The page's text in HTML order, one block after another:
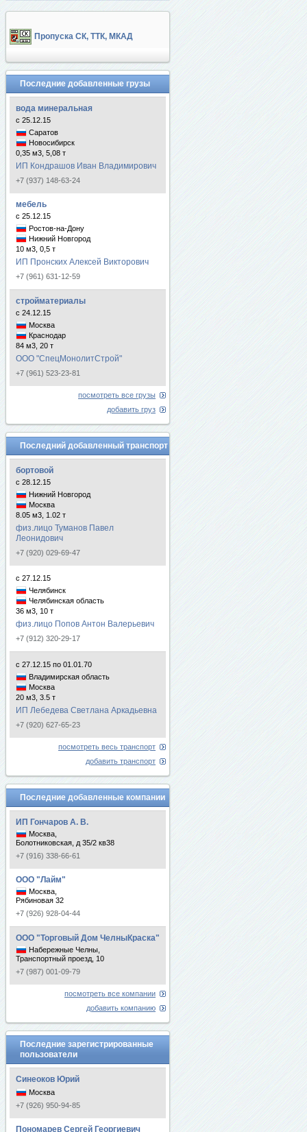
Пропуска СК, ТТК, МКАД
Последние добавленные грузы
вода минеральная
с 25.12.15
Саратов
Новосибирск
0,35 м3, 5,08 т
ИП Кондрашов Иван Владимирович
+7 (937) 148-63-24
мебель
с 25.12.15
Ростов-на-Дону
Нижний Новгород
10 м3, 0,5 т
ИП Пронских Алексей Викторович
+7 (961) 631-12-59
стройматериалы
с 24.12.15
Москва
Краснодар
84 м3, 20 т
ООО "СпецМонолитСтрой"
+7 (961) 523-23-81
посмотреть все грузы
добавить груз
Последний добавленный транспорт
бортовой
с 28.12.15
Нижний Новгород
Москва
8.05 м3, 1.02 т
физ.лицо Туманов Павел
Леонидович
+7 (920) 029-69-47
с 27.12.15
Челябинск
Челябинская область
36 м3, 10 т
физ.лицо Попов Антон Валерьевич
+7 (912) 320-29-17
с 27.12.15 по 01.01.70
Владимирская область
Москва
20 м3, 3.5 т
ИП Лебедева Светлана Аркадьевна
+7 (920) 627-65-23
посмотреть весь транспорт
добавить транспорт
Последние добавленные компании
ИП Гончаров А. В.
Москва,
Болотниковская, д 35/2 кв38
+7 (916) 338-66-61
ООО "Лайм"
Москва,
Рябиновая 32
+7 (926) 928-04-44
ООО "Торговый Дом ЧелныКраска"
Набережные Челны,
Транспортный проезд, 10
+7 (987) 001-09-79
посмотреть все компании
добавить компанию
Последние зарегистрированные
пользователи
Синеоков Юрий
Москва
+7 (926) 950-94-85
Пономарев Сергей Георгиевич